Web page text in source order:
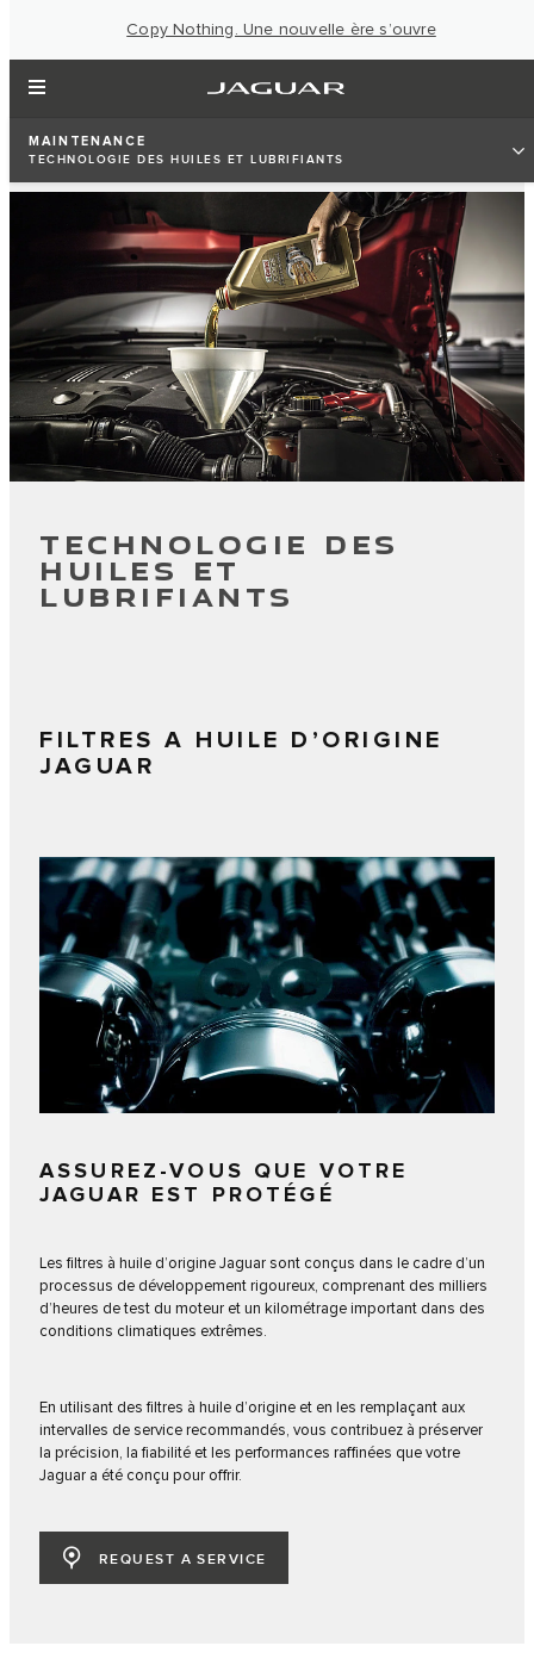
Copy Nothing. Une nouvelle ère s’ouvre
MAINTENANCE
TECHNOLOGIE DES HUILES ET LUBRIFIANTS
TECHNOLOGIE DES
HUILES ET
LUBRIFIANTS
FILTRES A HUILE D’ORIGINE
JAGUAR
ASSUREZ-VOUS QUE VOTRE
JAGUAR EST PROTÉGÉ
Les filtres à huile d’origine Jaguar sont conçus dans le cadre d’un
processus de développement rigoureux, comprenant des milliers
d’heures de test du moteur et un kilométrage important dans des
conditions climatiques extrêmes.
En utilisant des filtres à huile d’origine et en les remplaçant aux
intervalles de service recommandés, vous contribuez à préserver
la précision, la fiabilité et les performances raffinées que votre
Jaguar a été conçu pour offrir.
REQUEST A SERVICE